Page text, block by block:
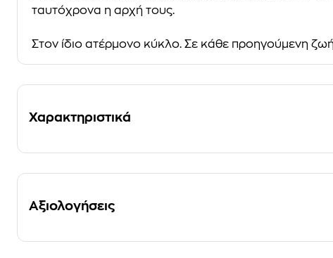
ταυτόχρονα η αρχή τους.
Στον ίδιο ατέρμονο κύκλο. Σε κάθε προηγούμενη
Χαρακτηριστικά
Αξιολογήσεις